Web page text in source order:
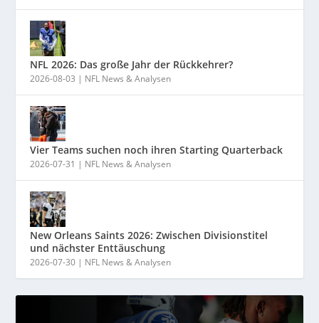
NFL 2026: Das große Jahr der Rückkehrer?
2026-08-03 | NFL News & Analysen
Vier Teams suchen noch ihren Starting Quarterback
2026-07-31 | NFL News & Analysen
New Orleans Saints 2026: Zwischen Divisionstitel
und nächster Enttäuschung
2026-07-30 | NFL News & Analysen